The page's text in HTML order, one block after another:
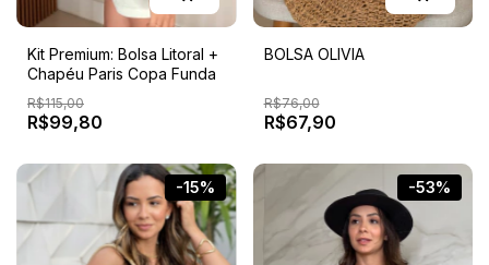
Kit Premium: Bolsa Litoral +
Chapéu Paris Copa Funda
R$115,00
R$99,80
BOLSA OLIVIA
R$76,00
R$67,90
-15% -53%